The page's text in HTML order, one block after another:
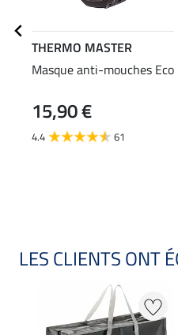
THERMO MASTER
Masque anti-mouches Eco
15,90 €
4.4 61
LES CLIENTS ONT